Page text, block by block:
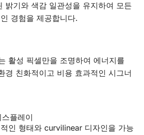
밝기와 색감 일관성을 유지하여 모든
경험을 제공합니다.
활성 픽셀만을 조명하여 에너지를
경 친화적이고 비용 효과적인 시그너
플레이
인 형태와 curvilinear 디자인을 가능